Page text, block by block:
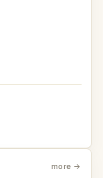
more →